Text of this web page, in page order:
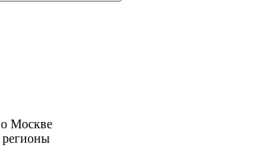
Москве
регионы